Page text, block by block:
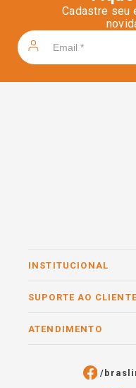
Cadastre seu
INSTITUCIONAL
SUPORTE AO
ATENDIMENTO
/